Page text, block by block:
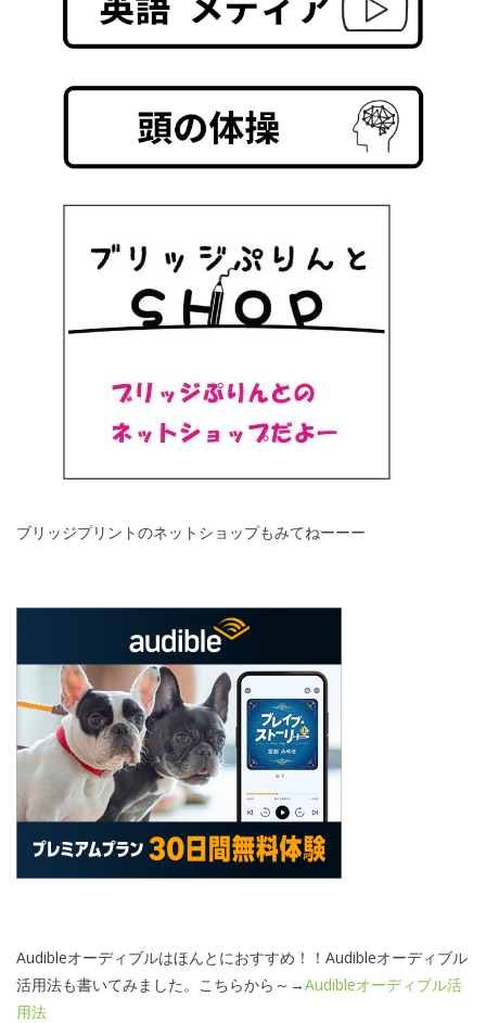
ブリッジプリントのネットショップもみてねーーー
Audibleオーディブルはほんとにおすすめ！！Audibleオーディブル
活用法も書いてみました。こちらから～→Audibleオーディブル活
用法